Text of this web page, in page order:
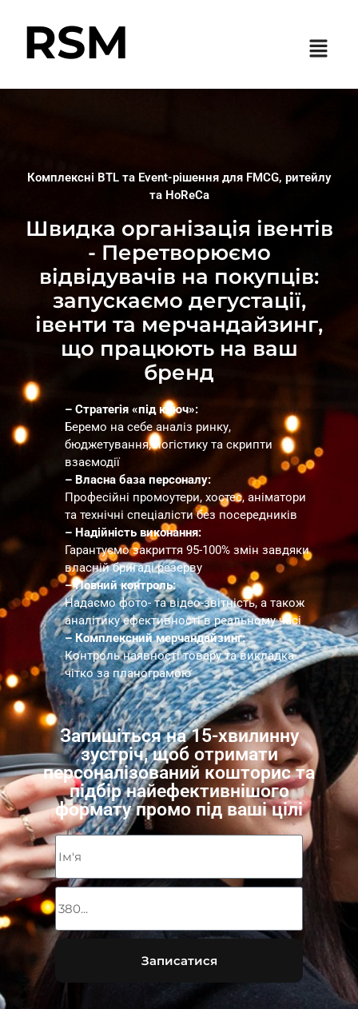
RSM
Комплексні BTL та Event-рішення для FMCG, ритейлу
та HoReCa
Швидка організація івентів
- Перетворюємо
відвідувачів на покупців:
запускаємо дегустації,
івенти та мерчандайзинг,
що працюють на ваш
бренд
– Стратегія «під ключ»:
Беремо на себе аналіз ринку,
бюджетування, логістику та скрипти
взаємодії
– Власна база персоналу:
Професійні промоутери, хостес, аніматори
та технічні спеціалісти без посередників
– Надійність виконання:
Гарантуємо закриття 95-100% змін завдяки
власній бригаді резерву
– Повний контроль:
Надаємо фото- та відео-звітність, а також
аналітику ефективності в реальному часі
– Комплексний мерчандайзинг:
Контроль наявності товару та викладка
чітко за планограмою
Запишіться на 15-хвилинну
зустріч, щоб отримати
персоналізований кошторис та
підбір найефективнішого
формату промо під ваші цілі
Записатися